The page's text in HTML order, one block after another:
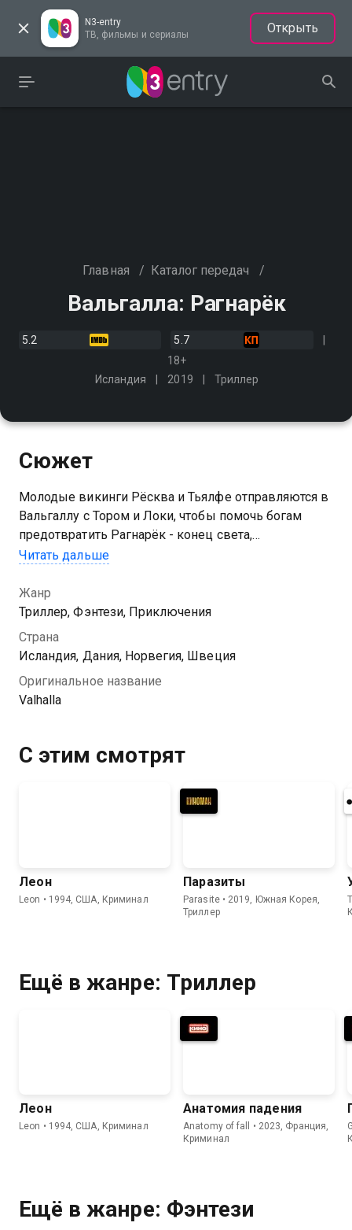
N3-entry
ТВ, фильмы и сериалы
Открыть
Главная / Каталог передач /
Вальгалла: Рагнарёк
5.2
5.7
18+
Исландия
2019 Триллер
Сюжет
Молодые викинги Рёсква и Тьялфе отправляются в
Вальгаллу с Тором и Локи, чтобы помочь богам
предотвратить Рагнарёк - конец света,
предсказанный в древнем пророчестве
Читать дальше
Жанр
Триллер, Фэнтези, Приключения
Страна
Исландия, Дания, Норвегия, Швеция
Оригинальное название
Valhalla
С этим смотрят
Леон
Leon • 1994, США, Криминал
Паразиты
Parasite • 2019, Южная Корея,
Триллер
Ещё в жанре: Триллер
Леон
Leon • 1994, США, Криминал
Анатомия падения
Anatomy of fall • 2023, Франция,
Криминал
Ещё в жанре: Фэнтези